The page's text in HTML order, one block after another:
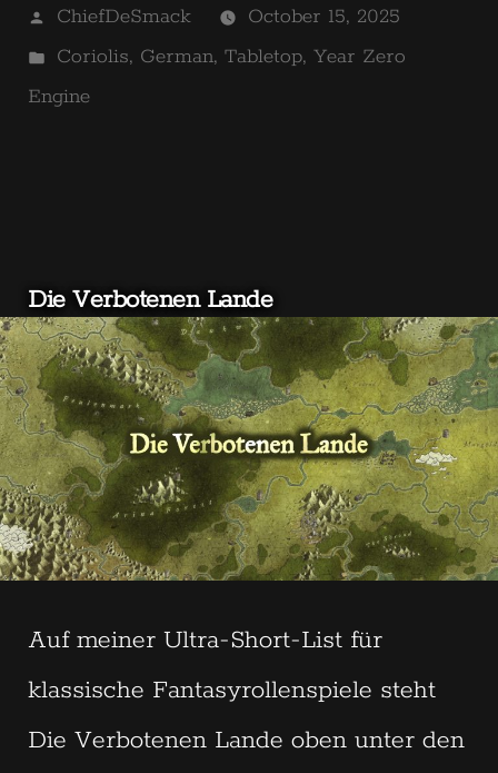
Große
Posted
by
ChiefDeSmack
October 15, 2025
Posted
in
Coriolis, German, Tabletop, Year Zero
Engine
Die Verbotenen Lande
Auf meiner Ultra-Short-List für
klassische Fantasyrollenspiele steht
Die Verbotenen Lande oben unter den